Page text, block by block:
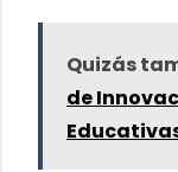
Quizás
de